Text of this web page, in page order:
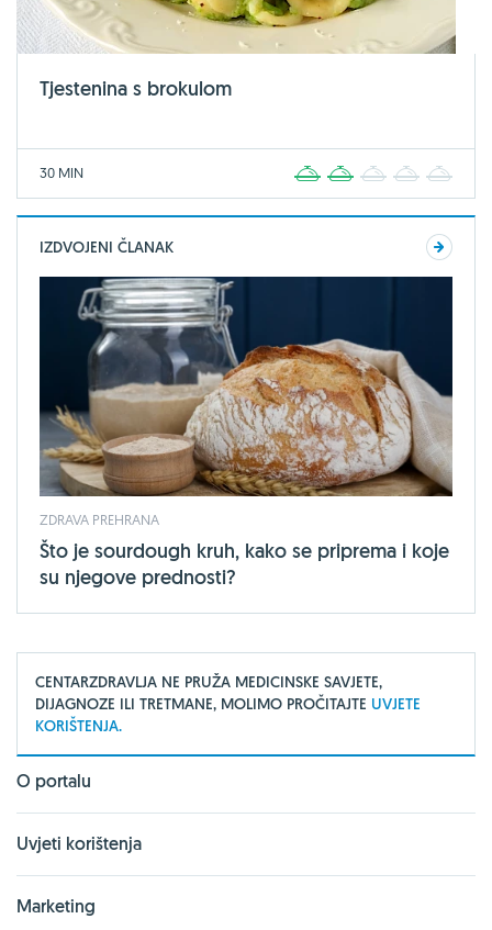
Tjestenina s brokulom
30 MIN 2 3 4
IZDVOJENI ČLANAK
ZDRAVA PREHRANA
Što je sourdough kruh, kako se priprema i koje
su njegove prednosti?
CENTARZDRAVLJA NE PRUŽA MEDICINSKE SAVJETE,
DIJAGNOZE ILI TRETMANE, MOLIMO PROČITAJTE UVJETE
KORIŠTENJA.
O portalu
Uvjeti korištenja
Marketing